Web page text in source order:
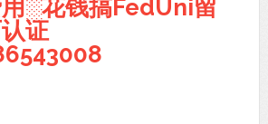
░花钱搞FedUni留
证